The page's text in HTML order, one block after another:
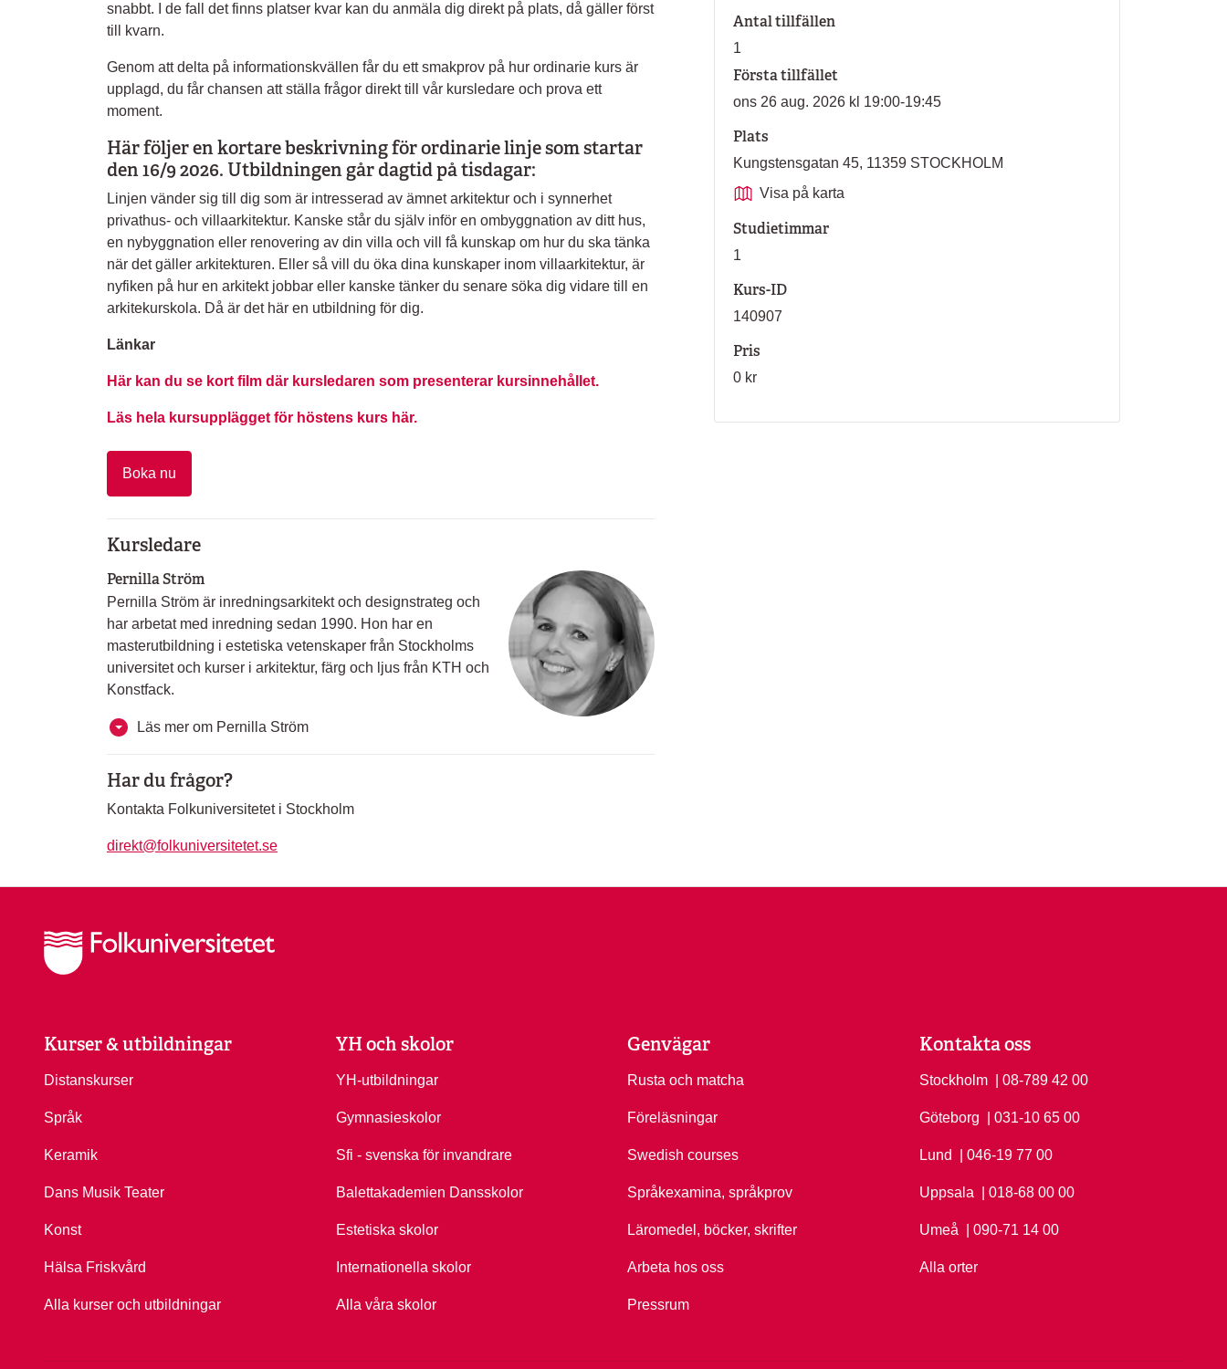
snabbt. I de fall det finns platser kvar kan du anmäla dig direkt på plats, då gäller först
till kvarn.
Genom att delta på informationskvällen får du ett smakprov på hur ordinarie kurs är
upplagd, du får chansen att ställa frågor direkt till vår kursledare och prova ett
moment.
Här följer en kortare beskrivning för ordinarie linje som startar
den 16/9 2026. Utbildningen går dagtid på tisdagar:
Linjen vänder sig till dig som är intresserad av ämnet arkitektur och i synnerhet
privathus- och villaarkitektur. Kanske står du själv inför en ombyggnation av ditt hus,
en nybyggnation eller renovering av din villa och vill få kunskap om hur du ska tänka
när det gäller arkitekturen. Eller så vill du öka dina kunskaper inom villaarkitektur, är
nyfiken på hur en arkitekt jobbar eller kanske tänker du senare söka dig vidare till en
arkitekurskola. Då är det här en utbildning för dig.
Länkar
Här kan du se kort film där kursledaren som presenterar kursinnehållet.
Läs hela kursupplägget för höstens kurs här.
Boka nu
Kursledare
Pernilla Ström
Pernilla Ström är inredningsarkitekt och designstrateg och
har arbetat med inredning sedan 1990. Hon har en
masterutbildning i estetiska vetenskaper från Stockholms
universitet och kurser i arkitektur, färg och ljus från KTH och
Konstfack.
Läs mer om Pernilla Ström
Har du frågor?
Kontakta Folkuniversitetet i Stockholm
direkt@folkuniversitetet.se
Antal tillfällen
1
Första tillfället
ons 26 aug. 2026 kl 19:00-19:45
Plats
Kungstensgatan 45, 11359 STOCKHOLM
Visa på karta
Studietimmar
1
Kurs-ID
140907
Pris
0 kr
Kurser & utbildningar
Distanskurser
Språk
Keramik
Dans Musik Teater
Konst
Hälsa Friskvård
Alla kurser och utbildningar
YH och skolor
YH-utbildningar
Gymnasieskolor
Sfi - svenska för invandrare
Balettakademien Dansskolor
Estetiska skolor
Internationella skolor
Alla våra skolor
Genvägar
Rusta och matcha
Föreläsningar
Swedish courses
Språkexamina, språkprov
Läromedel, böcker, skrifter
Arbeta hos oss
Pressrum
Kontakta oss
Stockholm Ring Stockholm på
| 08-789 42 00
Göteborg Ring Göteborg på
| 031-10 65 00
Lund Ring Lund på
| 046-19 77 00
Uppsala Ring Uppsala på
| 018-68 00 00
Umeå Ring Umeå på
| 090-71 14 00
Alla orter